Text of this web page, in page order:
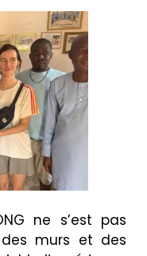
ne s’est pas
murs et des